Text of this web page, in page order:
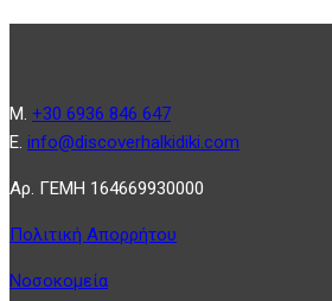
Μ. +30 6936 846 647
Ε. info@discoverhalkidiki.com
Αρ. ΓΕΜΗ 164669930000
Πολιτική Απορρήτου
Νοσοκομεία